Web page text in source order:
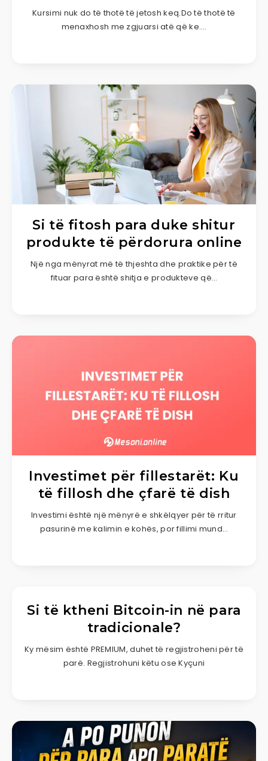
Kursimi nuk do të thotë të jetosh keq.Do të thotë të
menaxhosh me zgjuarsi atë që ke….
Si të fitosh para duke shitur
produkte të përdorura online
Një nga mënyrat më të thjeshta dhe praktike për të
fituar para është shitja e produkteve që…
Investimet për fillestarët: Ku
të fillosh dhe çfarë të dish
Investimi është një mënyrë e shkëlqyer për të rritur
pasurinë me kalimin e kohës, por fillimi mund…
Si të ktheni Bitcoin-in në para
tradicionale?
Ky mësim është PREMIUM, duhet të regjistroheni për të
parë. Regjistrohuni këtu ose Kyçuni